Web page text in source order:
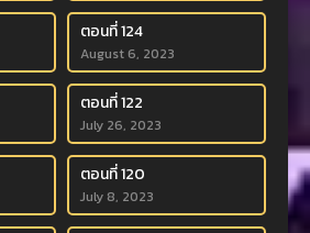
ตอนที่ 124
August 6, 2023
ตอนที่ 122
July 26, 2023
ตอนที่ 120
July 8, 2023